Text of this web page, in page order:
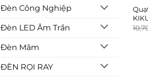
Đèn Công Nghiệp
Đèn LED Âm Trần
Đèn Mâm
ĐÈN RỌI RAY